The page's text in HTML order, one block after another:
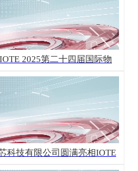
2025第二十四届国际物
科技有限公司圆满亮相IOTE